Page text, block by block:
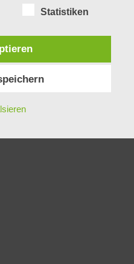
Statistiken